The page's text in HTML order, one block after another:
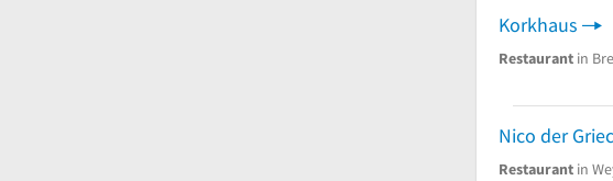
Korkhaus
Restaurant in
Nico der
Restaurant in